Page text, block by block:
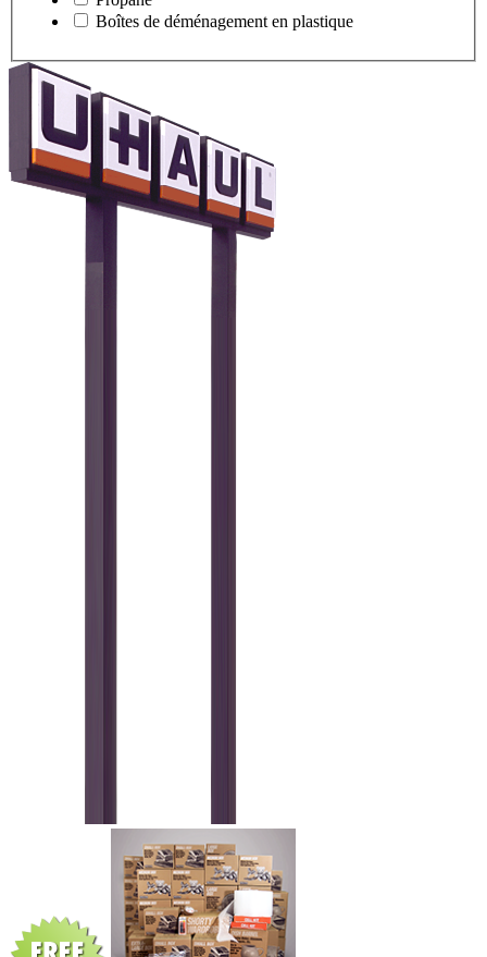
Boîtes de déménagement en plastique